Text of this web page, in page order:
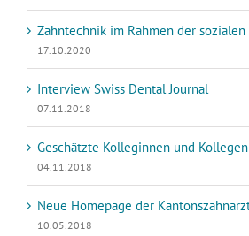
Zahntechnik im Rahmen der
17.10.2020
Interview Swiss Dental Journal
07.11.2018
Geschätzte Kolleginnen und Kollegen
04.11.2018
Neue Homepage der
10.05.2018